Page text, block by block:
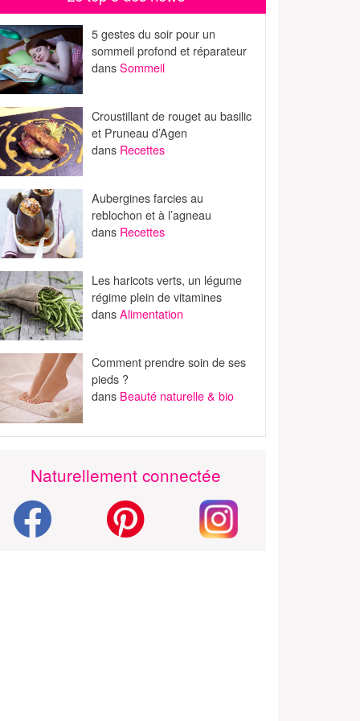
5 gestes du soir pour un
sommeil profond et réparateur
dansSommeil
Croustillant de rouget au basilic
et Pruneau d’Agen
dans Recettes
Aubergines farcies au
reblochon et à l’agneau
dans Recettes
Les haricots verts, un légume
régime plein de vitamines
dansAlimentation
Comment prendre soin de ses
pieds ?
dans Beauté naturelle & bio
Naturellement connectée